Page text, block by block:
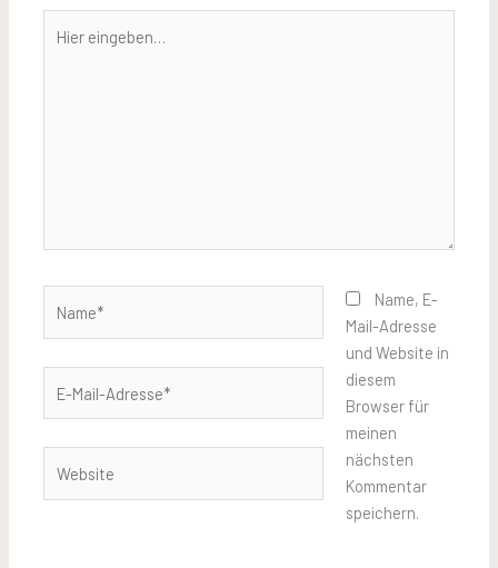
eingeben…
Mail-
Name, E-
Mail-Adresse
und Website in
diesem
Browser für
meinen
nächsten
Kommentar
speichern.